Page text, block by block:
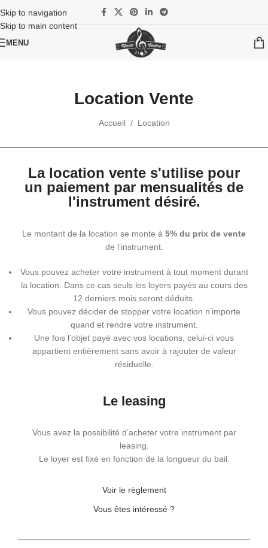
Skip to navigation
Skip to main content
MENU
Location Vente
Accueil / Location
La location vente s'utilise pour
un paiement par mensualités de
l'instrument désiré.
Le montant de la location se monte à 5% du prix de vente
de l’instrument.
Vous pouvez acheter votre instrument à tout moment durant
la location. Dans ce cas seuls les loyers payés au cours des
12 derniers mois seront déduits.
Vous pouvez décider de stopper votre location n’importe
quand et rendre votre instrument.
Une fois l’objet payé avec vos locations, celui-ci vous
appartient entièrement sans avoir à rajouter de valeur
résiduelle.
Le leasing
Vous avez la possibilité d’acheter votre instrument par
leasing.
Le loyer est fixé en fonction de la longueur du bail.
Voir le règlement
Vous êtes intéressé ?